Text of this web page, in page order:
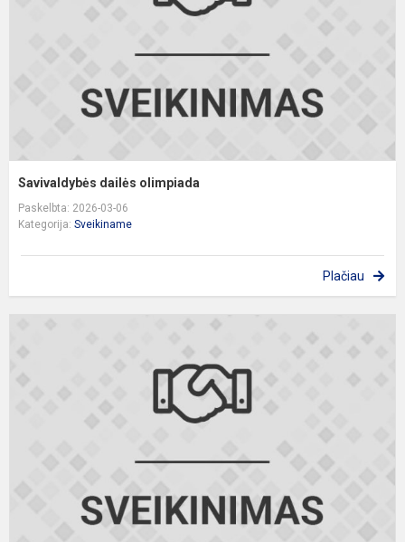
Savivaldybės dailės olimpiada
Paskelbta: 2026-03-06
Kategorija: Sveikiname
Plačiau